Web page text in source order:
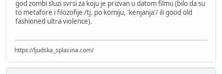
god zombi sluzi svrsi za koju je prizvan u datom filmu (bilo da su
to metafore i filozofije /tj. po komiju, 'kenjanja'/ ili good old
fashioned ultra violence).
https://ljudska_splacina.com/